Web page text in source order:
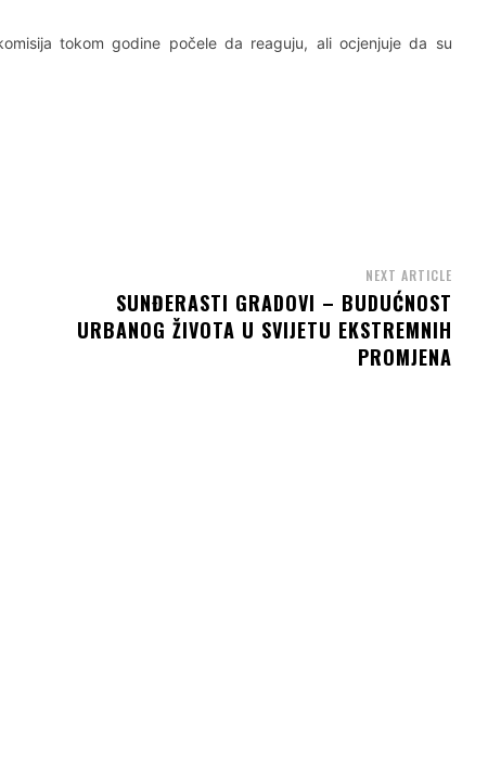
tokom godine počele da reaguju, ali ocjenjuje da su
NEXT ARTICLE
SUNĐERASTI GRADOVI – BUDUĆNOST
URBANOG ŽIVOTA U SVIJETU EKSTREMNIH
PROMJENA